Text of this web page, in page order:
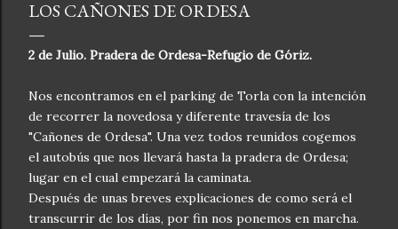
LOS CAÑONES DE ORDESA
2 de Julio. Pradera de Ordesa-Refugio de Góriz.
Nos encontramos en el parking de Torla con la intención
de recorrer la novedosa y diferente travesía de los
"Cañones de Ordesa". Una vez todos reunidos cogemos
el autobús que nos llevará hasta la pradera de Ordesa;
lugar en el cual empezará la caminata.
Después de unas breves explicaciones de como será el
transcurrir de los días, por fin nos ponemos en marcha.